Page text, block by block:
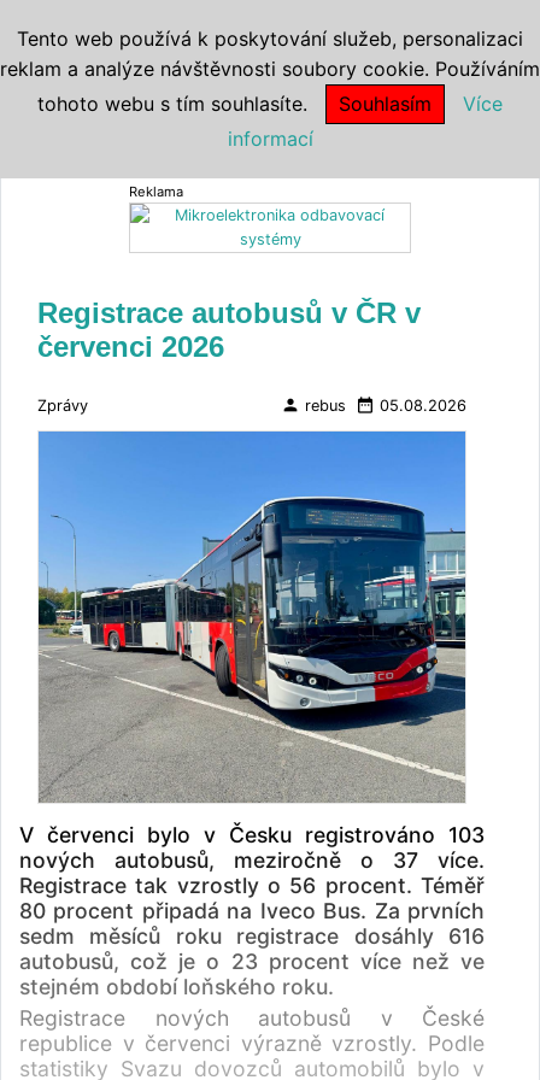
Reklama
Registrace autobusů v ČR v
červenci 2026
Zprávy person rebus date_range 05.08.2026
V červenci bylo v Česku registrováno 103
nových autobusů, meziročně o 37 více.
Registrace tak vzrostly o 56 procent. Téměř
80 procent připadá na Iveco Bus. Za prvních
sedm měsíců roku registrace dosáhly 616
autobusů, což je o 23 procent více než ve
stejném období loňského roku.
Registrace nových autobusů v České
republice v červenci výrazně vzrostly. Podle
statistiky Svazu dovozců automobilů bylo v
Tento web používá k poskytování služeb, personalizaci
reklam a analýze návštěvnosti soubory cookie. Používáním
tohoto webu s tím souhlasíte.
Souhlasím
Více
informací